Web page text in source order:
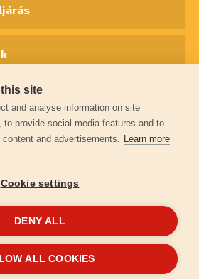
- Minden jog fenntartva
LétrehoztaFEO
site
and analyse information on site
to provide social media features and to
and advertisements. Learn more
Cookie settings
DENY ALL
ALL COOKIES